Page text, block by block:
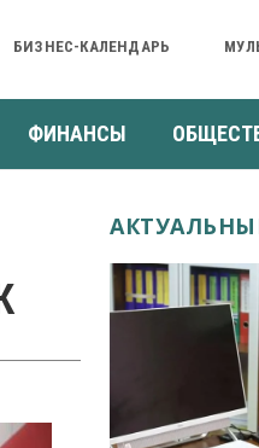
БИЗНЕС-КАЛЕНДАРЬ
ФИНАНСЫ